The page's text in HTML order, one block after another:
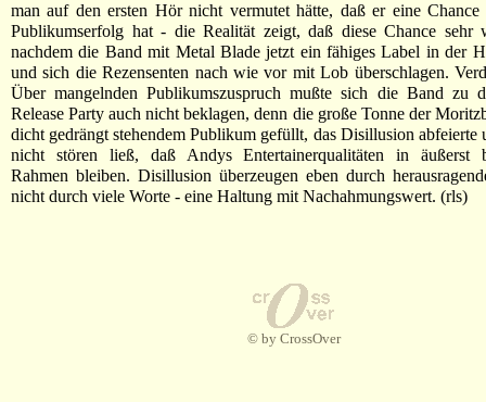
man auf den ersten Hör nicht vermutet hätte, daß er eine Chance
Publikumserfolg hat - die Realität zeigt, daß diese Chance sehr
nachdem die Band mit Metal Blade jetzt ein fähiges Label in der
und sich die Rezensenten nach wie vor mit Lob überschlagen.
Über mangelnden Publikumszuspruch mußte sich die Band zu
Release Party auch nicht beklagen, denn die große Tonne der
dicht gedrängt stehendem Publikum gefüllt, das Disillusion abfeierte
nicht stören ließ, daß Andys Entertainerqualitäten in äußerst
Rahmen bleiben. Disillusion überzeugen eben durch
nicht durch viele Worte - eine Haltung mit Nachahmungswert. (rls)
© by CrossOver